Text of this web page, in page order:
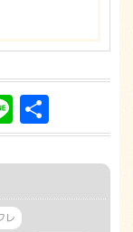
Line
有
レ